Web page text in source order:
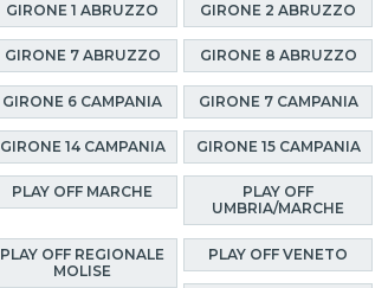
GIRONE 1 ABRUZZO GIRONE 2 ABRUZZO
GIRONE 7 ABRUZZO GIRONE 8 ABRUZZO
GIRONE 6 CAMPANIA GIRONE 7 CAMPANIA
GIRONE 14 CAMPANIA GIRONE 15 CAMPANIA
PLAY OFF MARCHE
PLAY OFF
UMBRIA/MARCHE
PLAY OFF REGIONALE
MOLISE
PLAY OFF VENETO